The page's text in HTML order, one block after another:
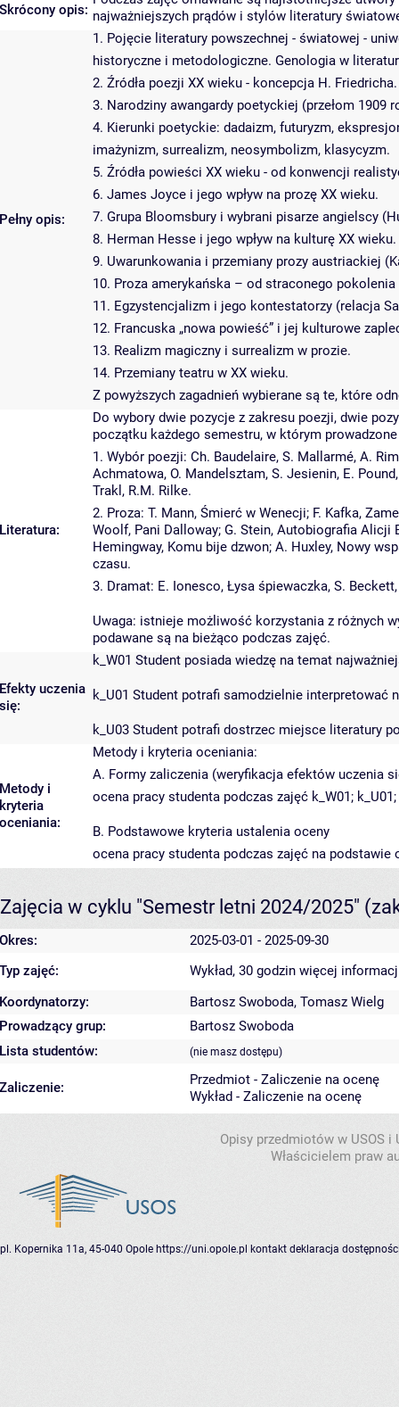
Skrócony opis: najważniejszych prądów i stylów literatury
Pełny opis:
1. Pojęcie literatury powszechnej - światowej -
historyczne i metodologiczne. Genologia w
2. Źródła poezji XX wieku - koncepcja H. Friedricha.
3. Narodziny awangardy poetyckiej (przełom 1909
4. Kierunki poetyckie: dadaizm, futuryzm,
imażynizm, surrealizm, neosymbolizm, klasycyzm.
5. Źródła powieści XX wieku - od konwencji
6. James Joyce i jego wpływ na prozę XX wieku.
7. Grupa Bloomsbury i wybrani pisarze angielscy
8. Herman Hesse i jego wpływ na kulturę XX wieku.
9. Uwarunkowania i przemiany prozy austriackiej
10. Proza amerykańska – od straconego
11. Egzystencjalizm i jego kontestatorzy (relacja
12. Francuska „nowa powieść” i jej kulturowe
13. Realizm magiczny i surrealizm w prozie.
14. Przemiany teatru w XX wieku.
Z powyższych zagadnień wybierane są te, które
Literatura:
Do wybory dwie pozycje z zakresu poezji, dwie
początku każdego semestru, w którym
1. Wybór poezji: Ch. Baudelaire, S. Mallarmé, A.
Achmatowa, O. Mandelsztam, S. Jesienin, E.
Trakl, R.M. Rilke.
2. Proza: T. Mann, Śmierć w Wenecji; F. Kafka,
Woolf, Pani Dalloway; G. Stein, Autobiografia Alicji
Hemingway, Komu bije dzwon; A. Huxley, Nowy
czasu.
3. Dramat: E. Ionesco, Łysa śpiewaczka, S.
Uwaga: istnieje możliwość korzystania z różnych
podawane są na bieżąco podczas zajęć.
Efekty uczenia
się:
k_W01 Student posiada wiedzę na temat
k_U01 Student potrafi samodzielnie interpretować
k_U03 Student potrafi dostrzec miejsce literatury
Metody i
kryteria
oceniania:
Metody i kryteria oceniania:
A. Formy zaliczenia (weryfikacja efektów uczenia
ocena pracy studenta podczas zajęć k_W01; k_U01;
B. Podstawowe kryteria ustalenia oceny
ocena pracy studenta podczas zajęć na podstawie
Zajęcia w cyklu "Semestr letni 2024/2025"
Okres:
2025-03-01 - 2025-09-30
Typ zajęć:
Wykład, 30 godzin więcej
Koordynatorzy:
Bartosz Swoboda, Tomasz Wielg
Prowadzący grup:
Bartosz Swoboda
Lista studentów:
(nie masz dostępu)
Zaliczenie:
Przedmiot - Zaliczenie na ocenę
Wykład - Zaliczenie na ocenę
Opisy przedmiotów w USOS
Właścicielem praw
pl. Kopernika 11a, 45-040 Opole https://uni.opole.pl kontakt deklaracja